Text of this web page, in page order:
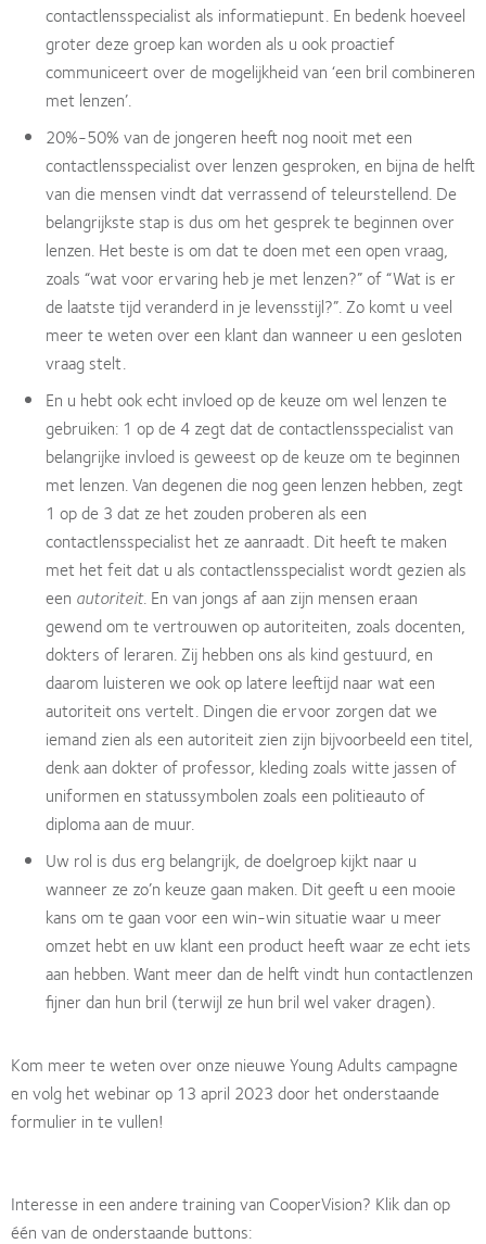
contactlensspecialist als informatiepunt. En bedenk hoeveel
groter deze groep kan worden als u ook proactief
communiceert over de mogelijkheid van ‘een bril combineren
met lenzen’.
20%-50% van de jongeren heeft nog nooit met een
contactlensspecialist over lenzen gesproken, en bijna de helft
van die mensen vindt dat verrassend of teleurstellend. De
belangrijkste stap is dus om het gesprek te beginnen over
lenzen. Het beste is om dat te doen met een open vraag,
zoals “wat voor ervaring heb je met lenzen?” of “Wat is er
de laatste tijd veranderd in je levensstijl?”. Zo komt u veel
meer te weten over een klant dan wanneer u een gesloten
vraag stelt.
En u hebt ook echt invloed op de keuze om wel lenzen te
gebruiken: 1 op de 4 zegt dat de contactlensspecialist van
belangrijke invloed is geweest op de keuze om te beginnen
met lenzen. Van degenen die nog geen lenzen hebben, zegt
1 op de 3 dat ze het zouden proberen als een
contactlensspecialist het ze aanraadt. Dit heeft te maken
met het feit dat u als contactlensspecialist wordt gezien als
een autoriteit. En van jongs af aan zijn mensen eraan
gewend om te vertrouwen op autoriteiten, zoals docenten,
dokters of leraren. Zij hebben ons als kind gestuurd, en
daarom luisteren we ook op latere leeftijd naar wat een
autoriteit ons vertelt. Dingen die ervoor zorgen dat we
iemand zien als een autoriteit zien zijn bijvoorbeeld een titel,
denk aan dokter of professor, kleding zoals witte jassen of
uniformen en statussymbolen zoals een politieauto of
diploma aan de muur.
Uw rol is dus erg belangrijk, de doelgroep kijkt naar u
wanneer ze zo’n keuze gaan maken. Dit geeft u een mooie
kans om te gaan voor een win-win situatie waar u meer
omzet hebt en uw klant een product heeft waar ze echt iets
aan hebben. Want meer dan de helft vindt hun contactlenzen
fijner dan hun bril (terwijl ze hun bril wel vaker dragen).
Kom meer te weten over onze nieuwe Young Adults campagne
en volg het webinar op 13 april 2023 door het onderstaande
formulier in te vullen!
Interesse in een andere training van CooperVision? Klik dan op
één van de onderstaande buttons: